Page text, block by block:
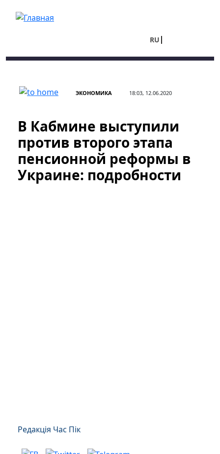
RU
ЭКОНОМИКА 18:03, 12.06.2020
В Кабмине выступили
против второго этапа
пенсионной реформы в
Украине: подробности
Редакція Час Пік